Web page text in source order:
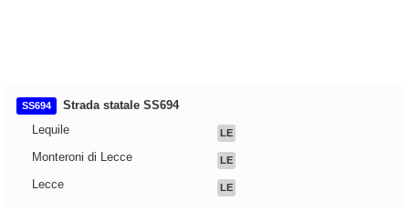
SS694
Strada statale SS694
Lequile
LE
Monteroni di Lecce LE
Lecce LE